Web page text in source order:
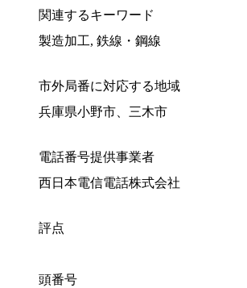
関連するキーワード
製造加工, 鉄線・鋼線
市外局番に対応する地域
兵庫県小野市、三木市
電話番号提供事業者
西日本電信電話株式会社
評点
頭番号